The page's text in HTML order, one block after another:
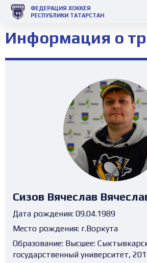
ФЕДЕРАЦИЯ ХОККЕЯ
РЕСПУБЛИКИ ТАТАРСТАН
Информация о
Сизов Вячеслав
Дата рождения: 09.04.1989
Место рождения: г.Воркута
Образование: Высшее:
государственный университет,